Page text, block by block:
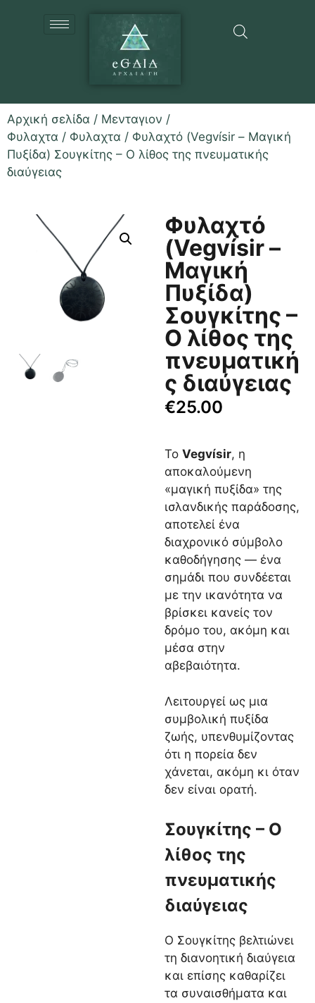
Αρχική σελίδα / Μενταγιον /
Φυλαχτα / Φυλαχτα / Φυλαχτό (Vegvísir – Μαγική
Πυξίδα) Σουγκίτης – Ο λίθος της πνευματικής
διαύγειας
Φυλαχτό
(Vegvísir –
Μαγική
Πυξίδα)
Σουγκίτης –
Ο λίθος της
πνευματική
ς διαύγειας
€25.00
Το Vegvísir, η
αποκαλούμενη
«μαγική πυξίδα» της
ισλανδικής παράδοσης,
αποτελεί ένα
διαχρονικό σύμβολο
καθοδήγησης — ένα
σημάδι που συνδέεται
με την ικανότητα να
βρίσκει κανείς τον
δρόμο του, ακόμη και
μέσα στην
αβεβαιότητα.
Λειτουργεί ως μια
συμβολική πυξίδα
ζωής, υπενθυμίζοντας
ότι η πορεία δεν
χάνεται, ακόμη κι όταν
δεν είναι ορατή.
Σουγκίτης – Ο
λίθος της
πνευματικής
διαύγειας
Ο Σουγκίτης βελτιώνει
τη διανοητική διαύγεια
και επίσης καθαρίζει
τα συναισθήματα και